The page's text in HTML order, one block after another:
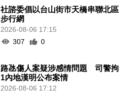
社諮委倡以台山街市天橋串聯北區
步行網
2026-08-06 17:15
307
0
路氹傷人案疑涉感情問題 司警拘
1內地漢明公布案情
2026-08-06 17:12